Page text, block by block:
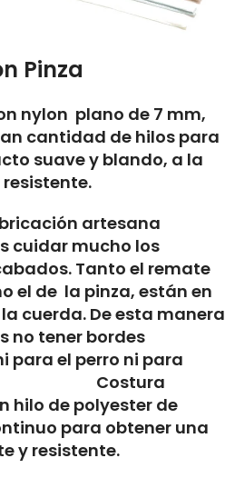
Pinza
nylon plano de 7 mm,
cantidad de hilos para
suave y blando, a la
artesana
cuidar mucho los
Tanto el remate
el de la pinza, están en
cuerda. De esta manera
no tener bordes
para el perro ni para
Costura
hilo de polyester de
para obtener una
y resistente.